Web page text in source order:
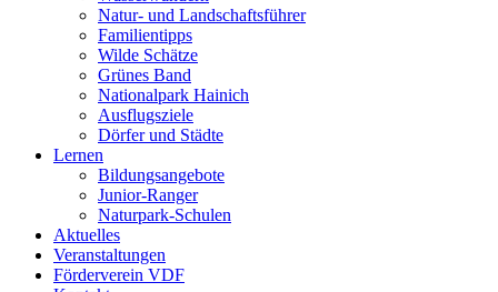
Natur- und Landschaftsführer
Familientipps
Wilde Schätze
Grünes Band
Nationalpark Hainich
Ausflugsziele
Dörfer und Städte
Lernen
Bildungsangebote
Junior-Ranger
Naturpark-Schulen
Aktuelles
Veranstaltungen
Förderverein VDF